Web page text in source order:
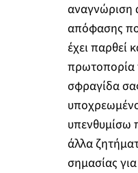
αναγνώριση
απόφασης
έχει παρθεί
πρωτοπορία
σφραγίδα
υπενθυμίσω
άλλα
σημασίας